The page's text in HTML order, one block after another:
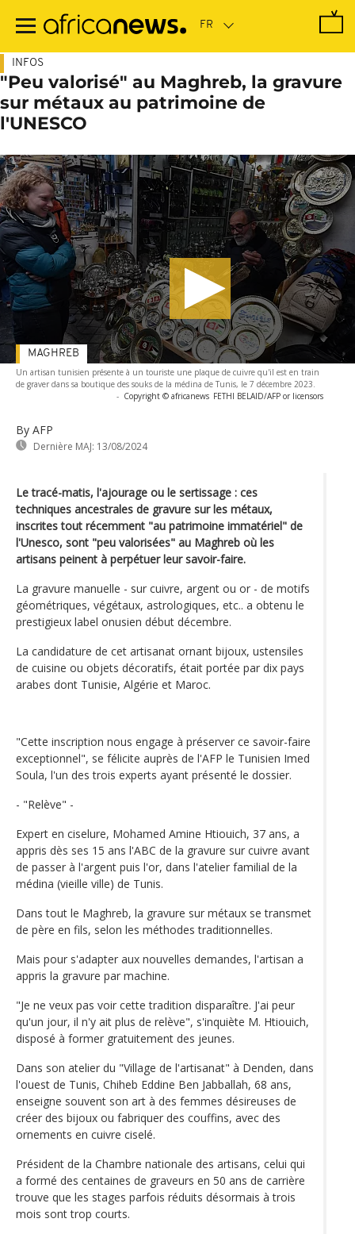
contenu
INFOS
"Peu valorisé" au Maghreb, la gravure
sur métaux au patrimoine de
l'UNESCO
Un artisan tunisien présente à un touriste une plaque de cuivre qu'il est en train
de graver dans sa boutique des souks de la médina de Tunis, le 7 décembre 2023.
- Copyright © africanews FETHI BELAID/AFP or licensors
By AFP
Dernière MAJ: 13/08/2024
MAGHREB
Le tracé-matis, l'ajourage ou le sertissage : ces
techniques ancestrales de gravure sur les métaux,
inscrites tout récemment "au patrimoine immatériel" de
l'Unesco, sont "peu valorisées" au Maghreb où les
artisans peinent à perpétuer leur savoir-faire.
La gravure manuelle - sur cuivre, argent ou or - de motifs
géométriques, végétaux, astrologiques, etc.. a obtenu le
prestigieux label onusien début décembre.
La candidature de cet artisanat ornant bijoux, ustensiles
de cuisine ou objets décoratifs, était portée par dix pays
arabes dont Tunisie, Algérie et Maroc.
"Cette inscription nous engage à préserver ce savoir-faire
exceptionnel", se félicite auprès de l'AFP le Tunisien Imed
Soula, l'un des trois experts ayant présenté le dossier.
- "Relève" -
Expert en ciselure, Mohamed Amine Htiouich, 37 ans, a
appris dès ses 15 ans l'ABC de la gravure sur cuivre avant
de passer à l'argent puis l'or, dans l'atelier familial de la
médina (vieille ville) de Tunis.
Dans tout le Maghreb, la gravure sur métaux se transmet
de père en fils, selon les méthodes traditionnelles.
Mais pour s'adapter aux nouvelles demandes, l'artisan a
appris la gravure par machine.
"Je ne veux pas voir cette tradition disparaître. J'ai peur
qu'un jour, il n'y ait plus de relève", s'inquiète M. Htiouich,
disposé à former gratuitement des jeunes.
Dans son atelier du "Village de l'artisanat" à Denden, dans
l'ouest de Tunis, Chiheb Eddine Ben Jabballah, 68 ans,
enseigne souvent son art à des femmes désireuses de
créer des bijoux ou fabriquer des couffins, avec des
ornements en cuivre ciselé.
Président de la Chambre nationale des artisans, celui qui
a formé des centaines de graveurs en 50 ans de carrière
trouve que les stages parfois réduits désormais à trois
mois sont trop courts.